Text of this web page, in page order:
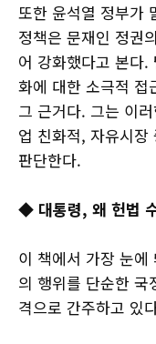
또한 윤석열 정부가
정책은 문재인 정권
어 강화했다고 본다.
화에 대한 소극적 접
그 근거다. 그는 이
업 친화적, 자유시장
판단한다.
◆ 대통령, 왜 헌법
이 책에서 가장 눈에
의 행위를 단순한
격으로 간주하고 있